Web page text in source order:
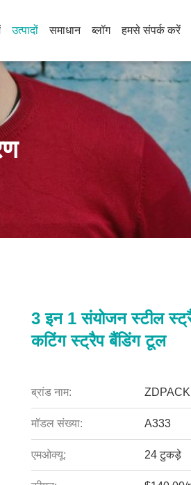
उत्पादों समाधान ब्लॉग हमसे संपर्क करें
3 इन 1 संयोजन स्टील
कटिंग स्ट्रैप बैंडिंग टूल
ब्रांड नाम:
मॉडल संख्या: A333
एमओक्यू: 24 टुकड़े